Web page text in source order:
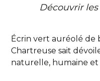
Découvrir
Écrin vert auréolé de
Chartreuse sait
naturelle, humaine